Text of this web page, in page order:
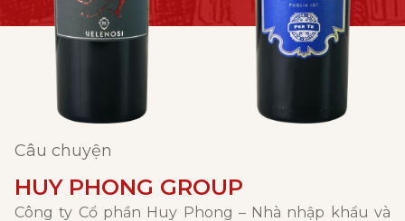
Câu chuyện
HUY PHONG GROUP
Công ty Cổ phần Huy Phong – Nhà nhập khẩu và